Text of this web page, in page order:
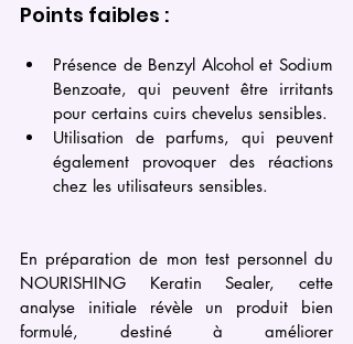
Points faibles :
Présence de Benzyl Alcohol et Sodium
Benzoate, qui peuvent être irritants
pour certains cuirs chevelus sensibles.
Utilisation de parfums, qui peuvent
également provoquer des réactions
chez les utilisateurs sensibles.
En préparation de mon test personnel du
NOURISHING Keratin Sealer, cette
analyse initiale révèle un produit bien
formulé, destiné à améliorer